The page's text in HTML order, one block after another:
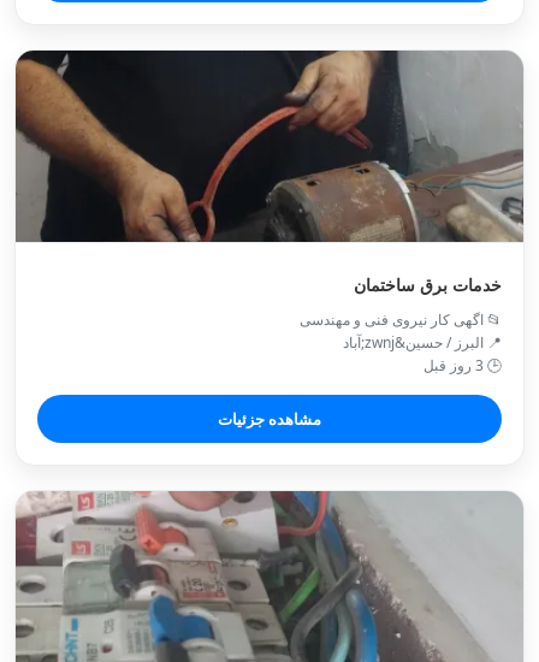
خدمات برق ساختمان
📂 اگهی کار نیروی فنی و مهندسی
📍 البرز / حسین&zwnj;آباد
🕒 3 روز قبل
مشاهده جزئیات